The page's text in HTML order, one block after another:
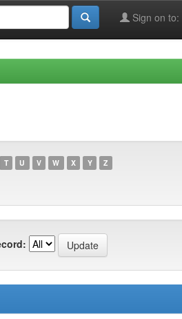
Sign on to:
T U V W X Y Z